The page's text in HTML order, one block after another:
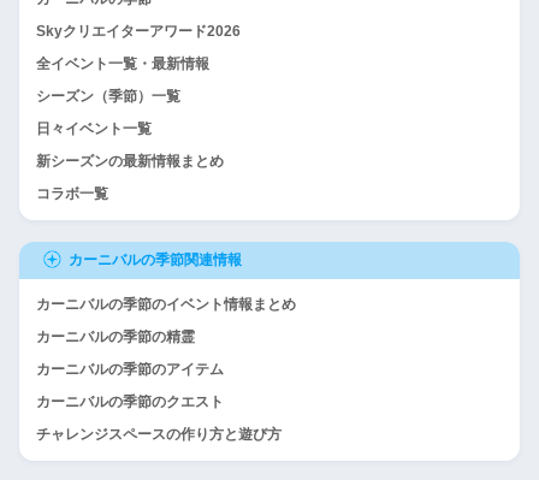
Skyクリエイターアワード2026
全イベント一覧・最新情報
シーズン（季節）一覧
日々イベント一覧
新シーズンの最新情報まとめ
コラボ一覧
カーニバルの季節関連情報
カーニバルの季節のイベント情報まとめ
カーニバルの季節の精霊
カーニバルの季節のアイテム
カーニバルの季節のクエスト
チャレンジスペースの作り方と遊び方